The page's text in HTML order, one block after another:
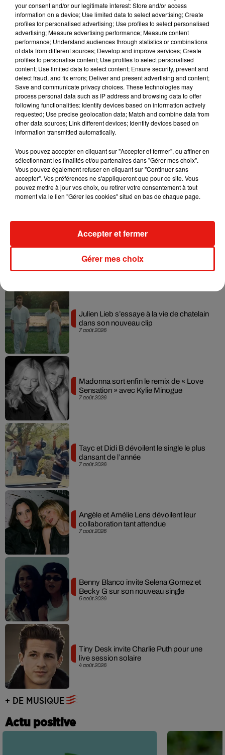
7 août 2026
Julien Lieb s’essaye à la vie de chatelain
dans son nouveau clip
7 août 2026
Madonna sort enfin le remix de « Love
Sensation » avec Kylie Minogue
7 août 2026
Tayc et Didi B dévoilent le single le plus
dansant de l’année
7 août 2026
Angèle et Amélie Lens dévoilent leur
collaboration tant attendue
5 août 2026
Benny Blanco invite Selena Gomez et
Becky G sur son nouveau single
4 août 2026
Tiny Desk invite Charlie Puth pour une
live session solaire
+ DE MUSIQUE
Actu positive
your consent and/or our legitimate interest: Store and/or access
information on a device; Use limited data to select advertising; Create
profiles for personalised advertising; Use profiles to select personalised
advertising; Measure advertising performance; Measure content
performance; Understand audiences through statistics or combinations
of data from different sources; Develop and improve services; Create
profiles to personalise content; Use profiles to select personalised
content; Use limited data to select content; Ensure security, prevent and
detect fraud, and fix errors; Deliver and present advertising and content;
Save and communicate privacy choices. These technologies may
process personal data such as IP address and browsing data to offer
following functionalities: Identify devices based on information actively
requested; Use precise geolocation data; Match and combine data from
other data sources; Link different devices; Identify devices based on
information transmitted automatically.
Vous pouvez accepter en cliquant sur "Accepter et fermer", ou affiner en
sélectionnant les finalités et/ou partenaires dans "Gérer mes choix".
Vous pouvez également refuser en cliquant sur "Continuer sans
accepter". Vos préférences ne s'appliqueront que pour ce site. Vous
pouvez mettre à jour vos choix, ou retirer votre consentement à tout
moment via le lien "Gérer les cookies" situé en bas de chaque page.
Gérer mes choix
Accepter et fermer